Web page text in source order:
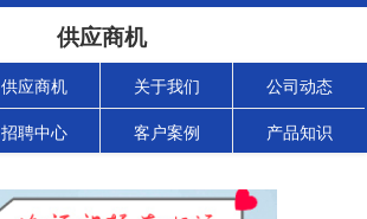
供应商机
供应商机 关于我们 公司动态
招聘中心 客户案例 产品知识